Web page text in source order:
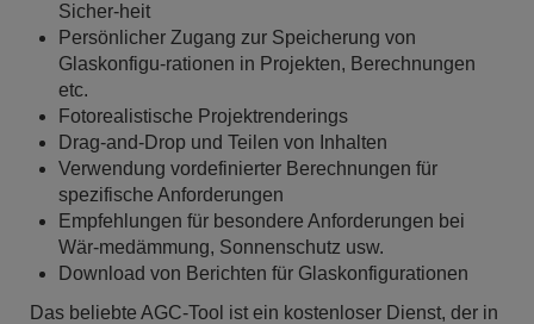
Sicher-heit
Persönlicher Zugang zur Speicherung von
Glaskonfigu-rationen in Projekten, Berechnungen
etc.
Fotorealistische Projektrenderings
Drag-and-Drop und Teilen von Inhalten
Verwendung vordefinierter Berechnungen für
spezifische Anforderungen
Empfehlungen für besondere Anforderungen bei
Wär-medämmung, Sonnenschutz usw.
Download von Berichten für Glaskonfigurationen
Das beliebte AGC-Tool ist ein kostenloser Dienst, der in